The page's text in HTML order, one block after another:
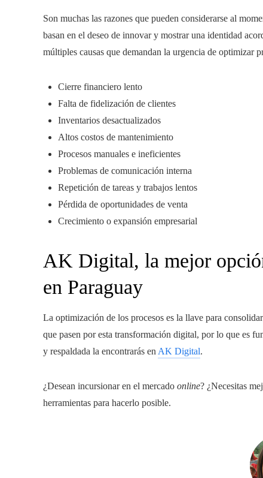
Son muchas las razones que pueden considerarse al
basan en el deseo de innovar y mostrar una identidad
múltiples causas que demandan la urgencia de optimizar
Cierre financiero lento
Falta de fidelización de clientes
Inventarios desactualizados
Altos costos de mantenimiento
Procesos manuales e ineficientes
Problemas de comunicación interna
Repetición de tareas y trabajos lentos
Pérdida de oportunidades de venta
Crecimiento o expansión empresarial
AK Digital, la mejor
en Paraguay
La optimización de los procesos es la llave para
que pasen por esta transformación digital, por lo que es
y respaldada la encontrarás en AK Digital.
¿Desean incursionar en el mercado online? ¿Necesitas
herramientas para hacerlo posible.